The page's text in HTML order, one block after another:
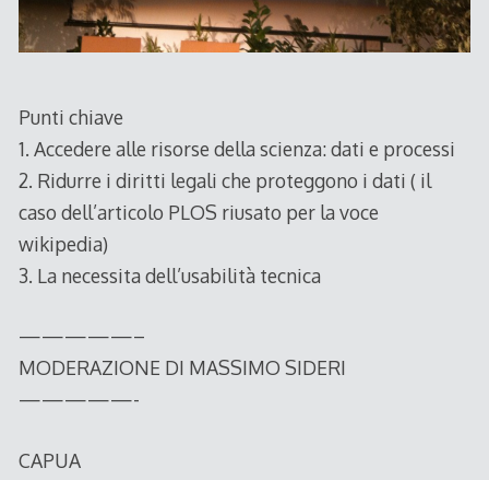
Punti chiave
1. Accedere alle risorse della scienza: dati e processi
2. Ridurre i diritti legali che proteggono i dati ( il
caso dell’articolo PLOS riusato per la voce
wikipedia)
3. La necessita dell’usabilità tecnica
—————–
MODERAZIONE DI MASSIMO SIDERI
—————-
CAPUA